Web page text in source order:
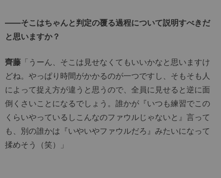
――そこはちゃんと判定の覆る過程について説明すべきだ
と思いますか？
齊藤 「うーん、そこは見せなくてもいいかなと思いますけ
どね。やっぱり時間がかかるのが一つですし、そもそも人
によって捉え方が違うと思うので、全員に見せると逆に面
倒くさいことになるでしょう。誰かが『いつも練習でこの
くらいやっているしこんなのファウルじゃないと』言って
も、別の誰かは『いやいやファウルだろ』みたいになって
揉めそう（笑）」